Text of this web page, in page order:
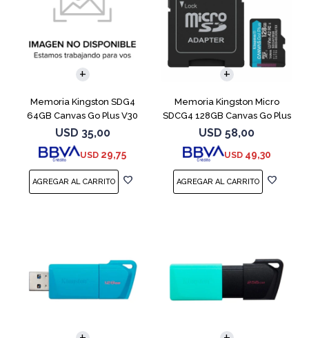
Memoria Kingston SDG4
64GB Canvas Go Plus V30
USD 35,00
USD 29,75
Memoria Kingston Micro
SDCG4 128GB Canvas Go Plus
V30
USD 58,00
USD 49,30